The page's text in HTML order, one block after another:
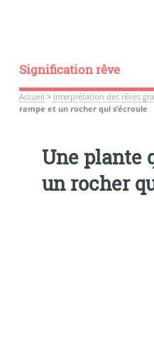
Signification rêve
Accueil > Interprétation des rêves
rampe et un rocher qui s’écroule
Une plante
un rocher